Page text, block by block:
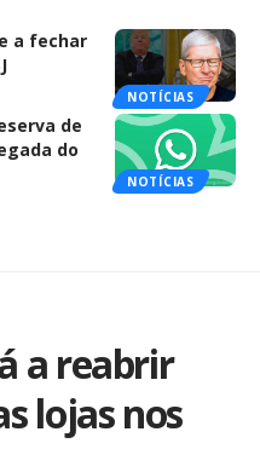
NOTÍCIAS
a fechar
NOTÍCIAS
de
do
a reabrir
lojas nos